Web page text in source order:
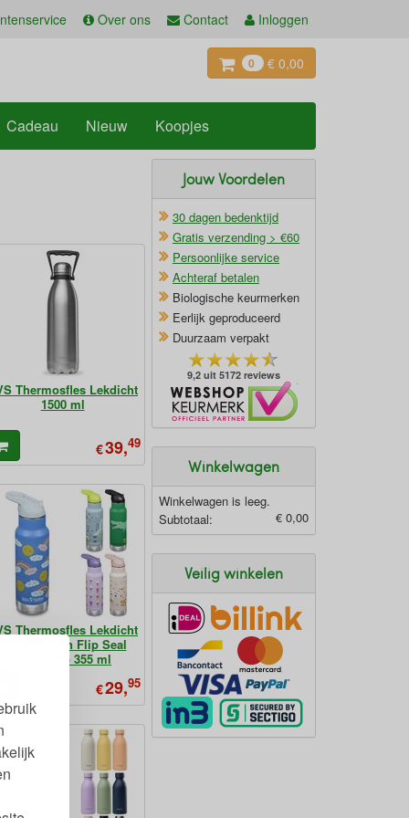
Over ons Contact Inloggen
0 € 0,00
Cadeau Nieuw Koopjes
Thermosfles Lekdicht
1500 ml
€39,49
Thermosfles Lekdicht
met Rietje en Flip Seal
Sport Cap 355 ml
€29,95
Jouw Voordelen
30 dagen bedenktijd
Gratis verzending > €60
Persoonlijke service
Achteraf betalen
Biologische keurmerken
Eerlijk geproduceerd
Duurzaam verpakt
9,2 uit 5172 reviews
Winkelwagen
Winkelwagen is leeg.
Subtotaal:
€ 0,00
Veilig winkelen